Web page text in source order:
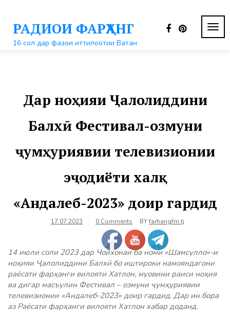
контентуРАДИОИ ФАРҲАНГ
16 сол дар фазои иттилоотии Ватан
Дар ноҳияи Ҷалолиддини
Балхӣ Фестивал-озмуни
ҷумҳуриявии телевизионии
эҷодиёти халқ
«Андалеб-2023» доир гардид
17.07.2023 0 Comments BYfarhangfm.tj
14 июли соли 2023 дар Чойхонаи ба номи «Шамсулло»-и
ноҳияи Ҷалолиддини Балхӣ бо иштироки намояндагони
раёсати фарҳанги вилояти Хатлон, муовини раиси ноҳия
ва дигар масъулин Фестивал – озмуни ҷумҳуриявии
телевизионии «Андалеб-2023» доир гардид. Дар ин бора
аз Раёсати фарҳанги вилояти Хатлон хабар доданд.